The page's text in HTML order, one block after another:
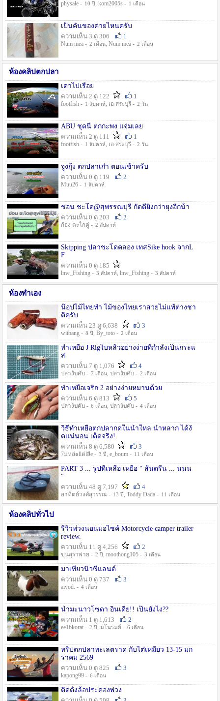
physale - 10 ปี , kom2005s - 1 เดือน
เป็นคันของค่ายไหนครับ
ความเห็น 3 ดู 306
1
Num mea - 2 เดือน, Num mea - 2 เดือน
ห้องคลิปตกปลา
เดาไปเรื่อย
ความเห็น 2 ดู 122
1
footfish - 1 สัปดาห์, เอ สระบุรี - 2 วัน
ABU ชุดนี้ ตกกะพง แจ่มเลย
ความเห็น 2 ดู 111
1
footfish - 1 สัปดาห์, เอ สระบุรี - 2 วัน
จูงกุ้ง ตกปลาเก๋า ตอนเช้าครับ
ความเห็น 0 ดู 119
2
Muu26 - 1 สัปดาห์
ช่อน ชะโด@สุพรรณบุรี กัดดียิ่งกว่ายุงอีกน้า
ความเห็น 0 ดู 203
2
ก้อง ตะโกคู่ - 2 สัปดาห์
Skipping ปลาชะโดคลอง เทสSike hook จากL
F
ความเห็น 0 ดู 185
lnw_Fishing - 3 สัปดาห์, lnw_Fishing - 3 สัปดาห์
ห้องทำเอง
น๊อปไม้ไทยทำ ไม้ของไทยเราสวยไม่แพ้ต่างชา
ติครับ
ความเห็น 23 ดู 6,638
3
witbang - 8 ปี , By_toto - 2 เดือน
ทำเหยื่อ J Rigใบหลิวอย่างง่ายที่กำลังเป็นกระแ
ส
ความเห็น 7 ดู 1,076
4
ปลางับคับ - 7 เดือน, ปลางับคับ - 2 เดือน
ทำเหยื่อเจริก 2 อย่างง่ายหมานด้วย
ความเห็น 6 ดู 813
5
ปลางับคับ - 6 เดือน, ปลางับคับ - 4 เดือน
วิธีทำเหยื่อตกปลากดในน้ำใหล น้ำหลาก ได้งั
ดแน่นอน เด็ดจริง!
ความเห็น 8 ดู 6,580
3
7ม่หล่๑llต่lลีe - 3 ปี , e_boum - 11 เดือน
PART 3 ... รูปที่เหลือ เหยื่อ " ส้นตรีน ... นนน
"
ความเห็น 48 ดู 7,197
4
อาทิตย์วงศ์สุวรรณ - 13 ปี , Toddy Dada - 11 เดือน
ห้องคลิปทั่วไป
รีวิวพ่วงนอนมอไซค์ Motorcycle camper trailer
review.
ความเห็น 11 ดู 4,256
2
ขุนสุราพ่าย - 2 ปี , moothong105 - 3 เดือน
มาเที่ยวนิวซีแลนด์
ความเห็น 0 ดู 737
3
aiyod. - 4 เดือน
น้ำมะนาวโซดา อินเดีย!! เป็นยังไง??
ความเห็น 1 ดู 1,613
2
ee16korat - 2 ปี , มโนรมย์ - 6 เดือน
ทริปตกปลาทะเลตราด กับไต๋เหมี่ยว 13-15 มก
ราคม 2569
ความเห็น 0 ดู 825
3
kapong99 - 6 เดือน
ติดตั้งล้อประคองพ่วง